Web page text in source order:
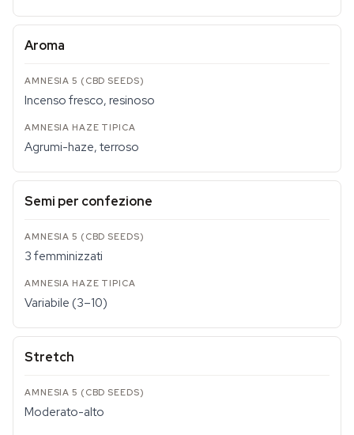
Aroma
Incenso fresco, resinoso
Agrumi-haze, terroso
Semi per confezione
3 femminizzati
Variabile (3–10)
Stretch
Moderato-alto